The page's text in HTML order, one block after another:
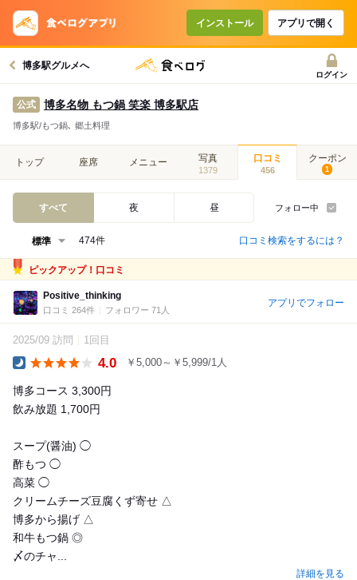
インストール アプリで開く
博多駅グルメへ
ログイン
公式 博多名物 もつ鍋 笑楽 博多駅店
博多駅/もつ鍋､ 郷土料理
トップ 座席 メニュー 写真
1379
口コミ
456
クーポン
1
すべて 夜 昼 フォロー中
474件 口コミ検索をするには？
ピックアップ！口コミ
Positive_thinking
口コミ 264件 フォロワー 71人
アプリでフォロー
2025/09 訪問 1回目
4.0 ￥5,000～￥5,999/1人
博多コース 3,300円
飲み放題 1,700円
スープ(醤油) ◯
酢もつ ◯
高菜 ◯
クリームチーズ豆腐くず寄せ △
博多から揚げ △
和牛もつ鍋 ◎
〆のチャ...
詳細を見る